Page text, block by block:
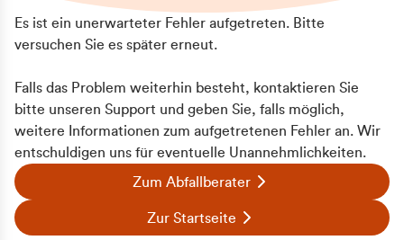
Es ist ein unerwarteter Fehler aufgetreten. Bitte
versuchen Sie es später erneut.
Falls das Problem weiterhin besteht, kontaktieren Sie
bitte unseren Support und geben Sie, falls möglich,
weitere Informationen zum aufgetretenen Fehler an. Wir
entschuldigen uns für eventuelle Unannehmlichkeiten.
Zum Abfallberater
Zur Startseite